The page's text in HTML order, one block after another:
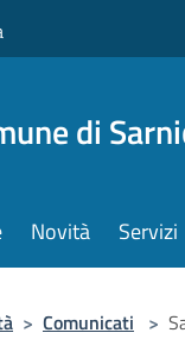
di
Novità Servizi
> Comunicati >